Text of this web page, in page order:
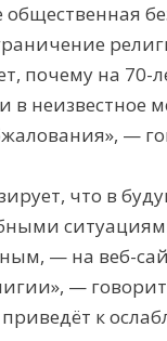
общественная
почему на 70-
неизвестное
—
что в
— на веб-
—
приведёт к